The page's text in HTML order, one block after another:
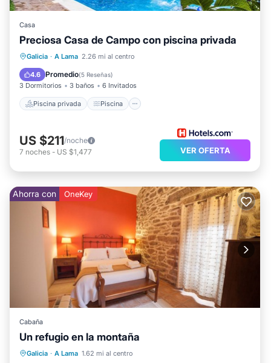
Casa
Preciosa Casa de Campo con piscina privada
Galicia · A Lama 2.26 mi al centro
4.6 Promedio(5 Reseñas)
3 Dormitorios 3 baños 6 Invitados
Piscina privada Piscina
Piscina privada
Piscina
Balcón/Terraza
US $211/noche
7 noches - US $1,477 VER OFERTA
Ahorra con OneKey
Cabaña
Un refugio en la montaña
Galicia · A Lama 1.62 mi al centro
Balcón/Terraza
Cocina